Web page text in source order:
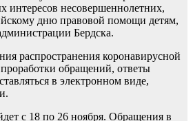
интересов несовершеннолетних,
дню правовой помощи детям,
Бердска.
распространения коронавирусной
обращений, ответы
в электронном виде,
с 18 по 26 ноября. Обращения в